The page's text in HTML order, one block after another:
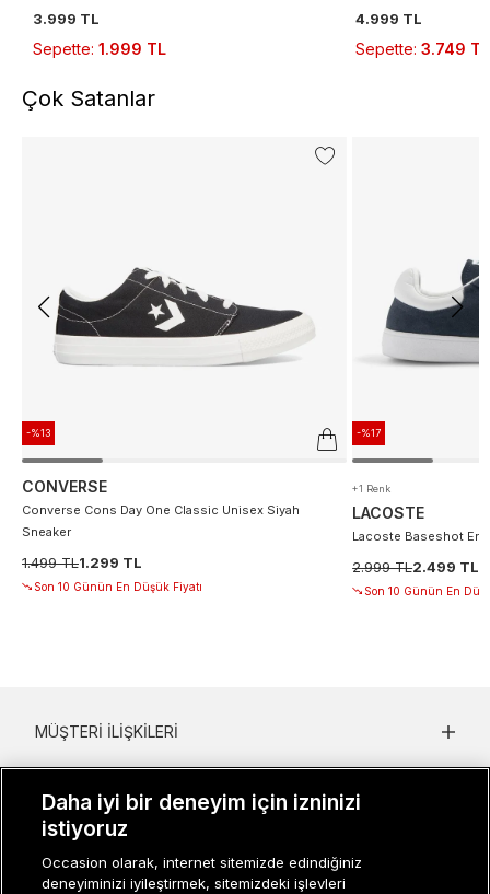
3.999 TL
Sepette: 1.999 TL
4.999 TL
Sepette: 3.749 TL
Çok Satanlar
-%13
CONVERSE
Converse Cons Day One Classic Unisex Siyah
Sneaker
1.499 TL1.299 TL
Son 10 Günün En Düşük Fiyatı
-%17
+1 Renk
LACOSTE
Lacoste Baseshot
2.999 TL2.499 TL
Son 10 Günün En
MÜŞTERI İLIŞKILERI
KADIN KATEGORILER
GRUP MARKALAR
Daha iyi bir deneyim için izninizi
istiyoruz
Occasion olarak, internet sitemizde edindiğiniz
deneyiminizi iyileştirmek, sitemizdeki işlevleri